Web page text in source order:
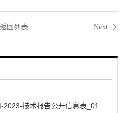
返回列表 Next
2023-技术报告公开信息表_01